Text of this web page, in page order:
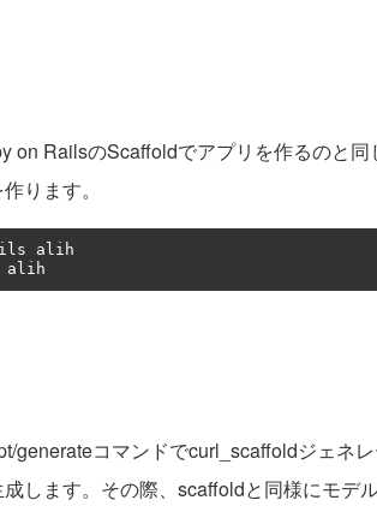
on RailsのScaffoldでアプリを作るのと
ります。
alih
generateコマンドでcurl_scaffoldジェネ
します。その際、scaffoldと同様にモデ